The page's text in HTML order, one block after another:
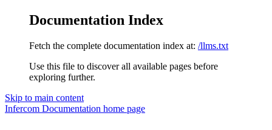
Documentation Index
Fetch the complete documentation index at: /llms.txt
Use this file to discover all available pages before
exploring further.
Skip to main content
Infercom Documentation home page